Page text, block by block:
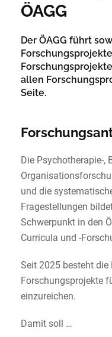
ÖAGG
Der ÖAGG führt
allen
Seite.
Die Psychotherapie-,
und die
Fragestellungen
Schwerpunkt in den
Curricula und -
Seit 2025 besteht die
Forschungsprojekte
einzureichen.
Damit soll …